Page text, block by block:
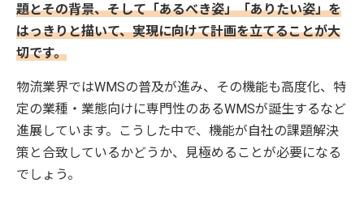
題とその背景、そして「あるべき姿」「ありたい姿」を
はっきりと描いて、実現に向けて計画を立てることが大
切です。
物流業界ではWMSの普及が進み、その機能も高度化、特
定の業種・業態向けに専門性のあるWMSが誕生するなど
進展しています。こうした中で、機能が自社の課題解決
策と合致しているかどうか、見極めることが必要になる
でしょう。